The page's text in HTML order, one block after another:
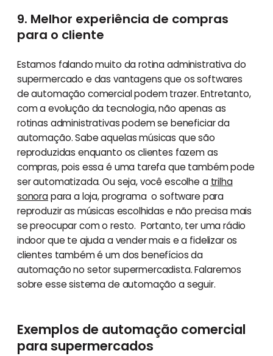
9. Melhor experiência de compras
para o cliente
Estamos falando muito da rotina administrativa do
supermercado e das vantagens que os softwares
de automação comercial podem trazer. Entretanto,
com a evolução da tecnologia, não apenas as
rotinas administrativas podem se beneficiar da
automação. Sabe aquelas músicas que são
reproduzidas enquanto os clientes fazem as
compras, pois essa é uma tarefa que também pode
ser automatizada. Ou seja, você escolhe a trilha
sonorapara a loja, programa o software para
reproduzir as músicas escolhidas e não precisa mais
se preocupar com o resto. Portanto, ter uma rádio
indoor que te ajuda a vender mais e a fidelizar os
clientes também é um dos benefícios da
automação no setor supermercadista. Falaremos
sobre esse sistema de automação a seguir.
Exemplos de automação comercial
para supermercados